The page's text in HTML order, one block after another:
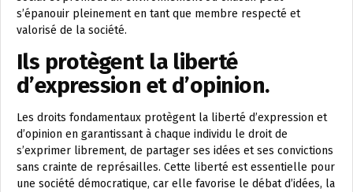
s’épanouir pleinement en tant que membre respecté et
valorisé de la société.
Ils protègent la liberté
d’expression et d’opinion.
Les droits fondamentaux protègent la liberté d’expression et
d’opinion en garantissant à chaque individu le droit de
s’exprimer librement, de partager ses idées et ses convictions
sans crainte de représailles. Cette liberté est essentielle pour
une société démocratique, car elle favorise le débat d’idées, la